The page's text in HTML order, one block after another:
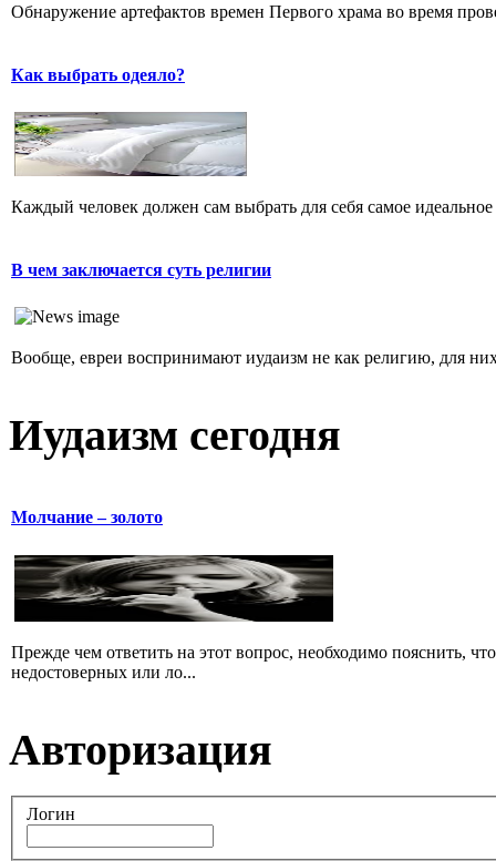
Обнаружение артефактов времен Первого храма во время
Как выбрать одеяло?
Каждый человек должен сам выбрать для себя самое
В чем заключается суть религии
Вообще, евреи воспринимают иудаизм не как религию, для
Иудаизм сегодня
Молчание – золото
Прежде чем ответить на этот вопрос, необходимо пояснить,
недостоверных или ло...
Авторизация
Логин